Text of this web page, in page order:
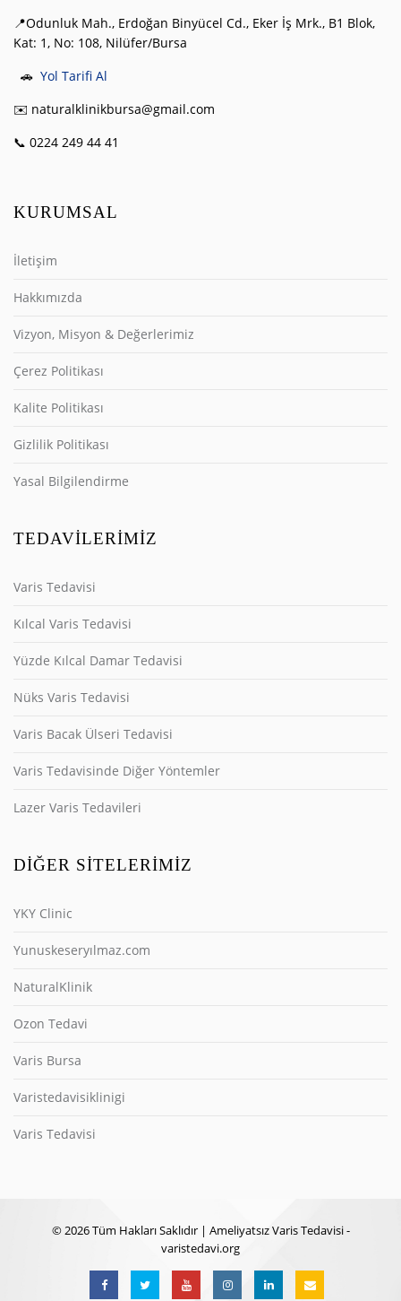
📍Odunluk Mah., Erdoğan Binyücel Cd., Eker İş Mrk., B1 Blok,
Kat: 1, No: 108, Nilüfer/Bursa
🚗 Yol Tarifi Al
✉️ naturalklinikbursa@gmail.com
📞 0224 249 44 41
KURUMSAL
İletişim
Hakkımızda
Vizyon, Misyon & Değerlerimiz
Çerez Politikası
Kalite Politikası
Gizlilik Politikası
Yasal Bilgilendirme
TEDAVILERIMIZ
Varis Tedavisi
Kılcal Varis Tedavisi
Yüzde Kılcal Damar Tedavisi
Nüks Varis Tedavisi
Varis Bacak Ülseri Tedavisi
Varis Tedavisinde Diğer Yöntemler
Lazer Varis Tedavileri
DIĞER SITELERIMIZ
YKY Clinic
Yunuskeseryılmaz.com
NaturalKlinik
Ozon Tedavi
Varis Bursa
Varistedavisiklinigi
Varis Tedavisi
© 2026 Tüm Hakları Saklıdır | Ameliyatsız Varis Tedavisi -
varistedavi.org